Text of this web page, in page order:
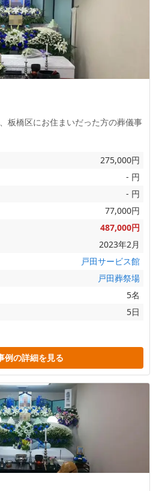
板橋区にお住まいだった方の葬儀事
275,000円
- 円
- 円
77,000円
487,000円
2023年2月
戸田サービス館
戸田葬祭場
5名
5日
例の詳細を見る